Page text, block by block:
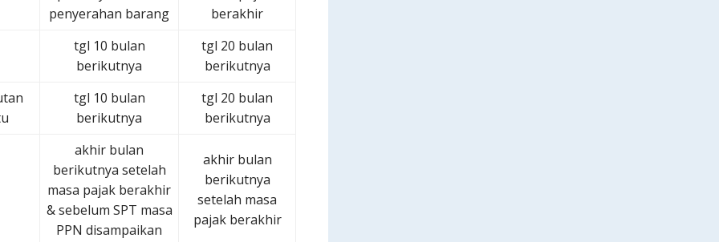
penyerahan barang
berakhir
tgl 10 bulan
berikutnya
tgl 20 bulan
berikutnya
tgl 10 bulan
berikutnya
tgl 20 bulan
berikutnya
akhir bulan
berikutnya setelah
masa pajak berakhir
& sebelum SPT masa
PPN disampaikan
akhir bulan
berikutnya
setelah masa
pajak berakhir